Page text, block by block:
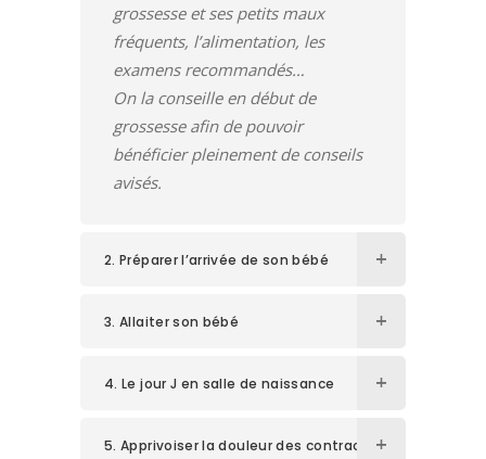
grossesse et ses petits maux
fréquents, l’alimentation, les
examens recommandés…
On la conseille en début de
grossesse afin de pouvoir
bénéficier pleinement de conseils
avisés.
2. Préparer l’arrivée de son bébé
3. Allaiter son bébé
4. Le jour J en salle de naissance
5. Apprivoiser la douleur des contractions